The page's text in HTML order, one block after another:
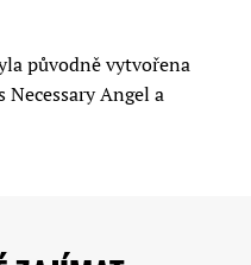
původně vytvořena
Necessary Angel a